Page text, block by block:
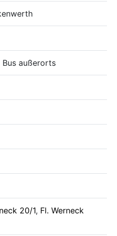
Bus außerorts
20/1, Fl. Werneck